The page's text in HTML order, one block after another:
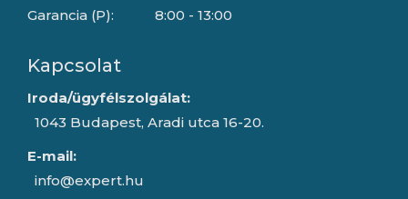
Garancia (P):
8:00 - 13:00
Kapcsolat
Iroda/ügyfélszolgálat:
1043 Budapest, Aradi utca 16-20.
E-mail:
info@expert.hu